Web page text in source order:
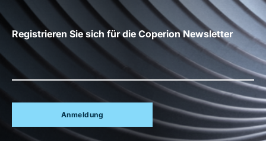
Registrieren Sie sich für die Coperion Newsletter
Anmeldung